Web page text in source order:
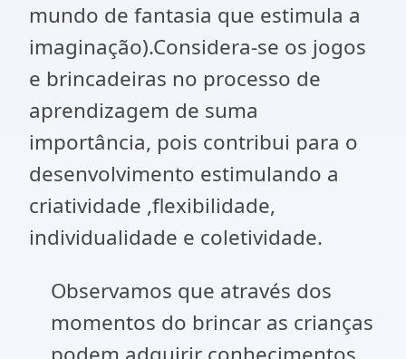
mundo de fantasia que estimula a
imaginação).Considera-se os jogos
e brincadeiras no processo de
aprendizagem de suma
importância, pois contribui para o
desenvolvimento estimulando a
criatividade ,flexibilidade,
individualidade e coletividade.
Observamos que através dos
momentos do brincar as crianças